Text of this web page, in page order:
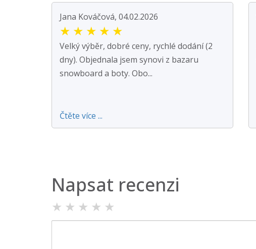
Jana Kováčová, 04.02.2026
★ ★ ★ ★ ★
Velký výběr, dobré ceny, rychlé dodání (2
dny). Objednala jsem synovi z bazaru
snowboard a boty. Obo...
Čtěte více ...
Napsat recenzi
★ ★ ★ ★ ★